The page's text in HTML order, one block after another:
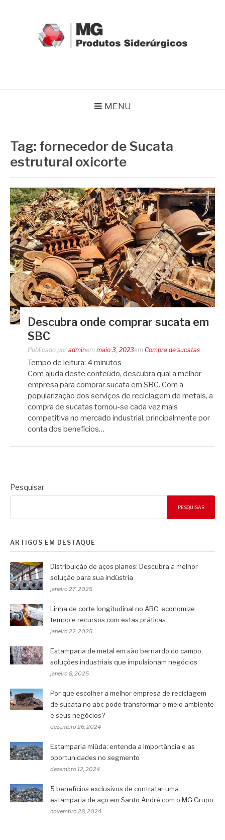
MENU
Tag: fornecedor de Sucata
estrutural oxicorte
Descubra onde comprar sucata em
SBC
Publicado por adminem maio 3, 2023em Compra de sucatas
Tempo de leitura: 4 minutos
Com ajuda deste conteúdo, descubra qual a melhor
empresa para comprar sucata em SBC. Com a
popularização dos serviços de reciclagem de metais, a
compra de sucatas tornou-se cada vez mais
competitiva no mercado industrial, principalmente por
conta dos benefícios…
Pesquisar
PESQUISAR
ARTIGOS EM DESTAQUE
Distribuição de aços planos: Descubra a melhor
solução para sua indústria
janeiro 27, 2025
Linha de corte longitudinal no ABC: economize
tempo e recursos com estas práticas
janeiro 22, 2025
Estamparia de metal em são bernardo do campo:
soluções industriais que impulsionam negócios
janeiro 8, 2025
Por que escolher a melhor empresa de reciclagem
de sucata no abc pode transformar o meio ambiente
e seus negócios?
dezembro 26, 2024
Estamparia miúda: entenda a importância e as
oportunidades no segmento
dezembro 12, 2024
5 benefícios exclusivos de contratar uma
estamparia de aço em Santo André com o MG Grupo
novembro 28, 2024